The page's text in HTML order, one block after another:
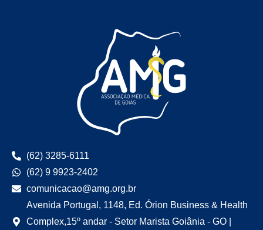
(62) 3285-6111
(62) 9 9923-2402
comunicacao@amg.org.br
Avenida Portugal, 1148, Ed. Órion Business & Health
Complex,15º andar - Setor Marista Goiânia - GO |